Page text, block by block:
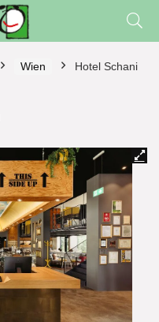
Wien
Hotel Schani